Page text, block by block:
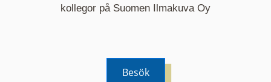
kommer nu visa de fastigheter som finns just här.
kollegor på Suomen Ilmakuva Oy
Besök